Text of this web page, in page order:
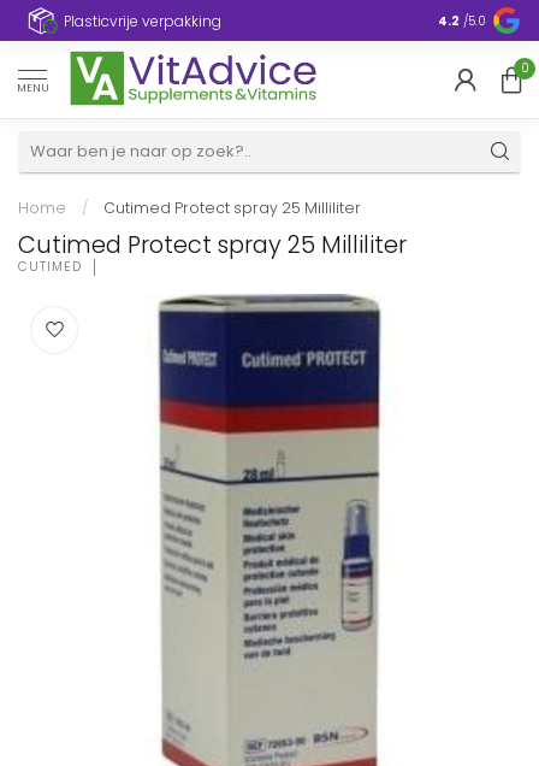
Plasticvrije verpakking 4.2 /5.0
MENU
0
Home / Cutimed Protect spray 25 Milliliter
Cutimed Protect spray 25 Milliliter
CUTIMED